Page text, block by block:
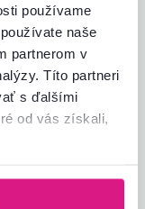
používame
naše
partnerom v
Títo partneri
s ďalšími
od vás získali,